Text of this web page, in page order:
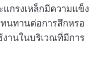
แกรงเหล็กมีความแข็ง
นทานต่อการสึกหรอ
งานในบริเวณที่มีการ